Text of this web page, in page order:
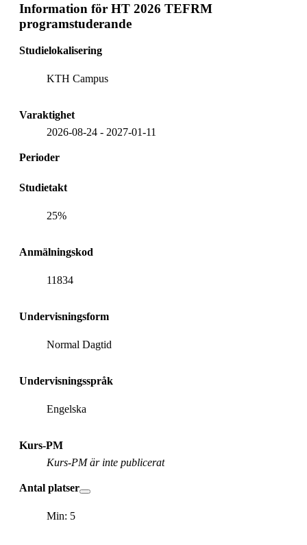
Information för HT 2026 TEFRM
programstuderande
Studielokalisering
KTH Campus
Varaktighet
2026-08-24 - 2027-01-11
Perioder
Studietakt
25%
Anmälningskod
11834
Undervisningsform
Normal Dagtid
Undervisningsspråk
Engelska
Kurs-PM
Kurs-PM är inte publicerat
Antal platser
Min: 5